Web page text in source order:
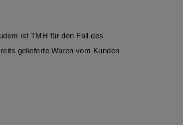
ist TMH für den Fall des
gelieferte Waren vom Kunden